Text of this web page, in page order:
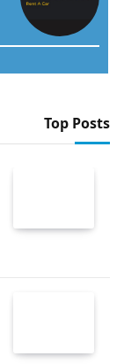
Top Posts